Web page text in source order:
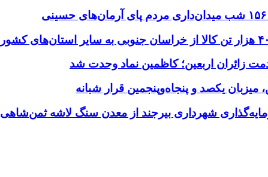
میزبان یکصد و پنجاه‌وپنجمین قرار شبانه
شهرداری بیرجند از معدن سنگ لاشه ثمن‌شاهی